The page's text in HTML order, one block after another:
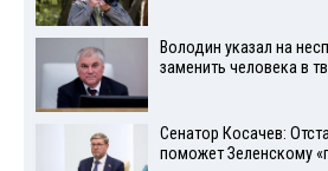
Володин указал на
заменить человека в
Сенатор Косачев:
поможет Зеленскому